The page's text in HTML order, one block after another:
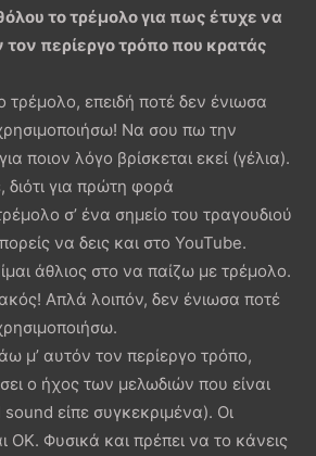
το τρέμολο για πως έτυχε να
τον περίεργο τρόπο που κρατάς
τρέμολο, επειδή ποτέ δεν ένιωσα
Να σου πω την
ποιον λόγο βρίσκεται εκεί (γέλια).
για πρώτη φορά
σ’ ένα σημείο του τραγουδιού
να δεις και στο YouTube.
άθλιος στο να παίζω με τρέμολο.
Απλά λοιπόν, δεν ένιωσα ποτέ
μ’ αυτόν τον περίεργο τρόπο,
ο ήχος των μελωδιών που είναι
είπε συγκεκριμένα). Οι
ΟΚ. Φυσικά και πρέπει να το κάνεις